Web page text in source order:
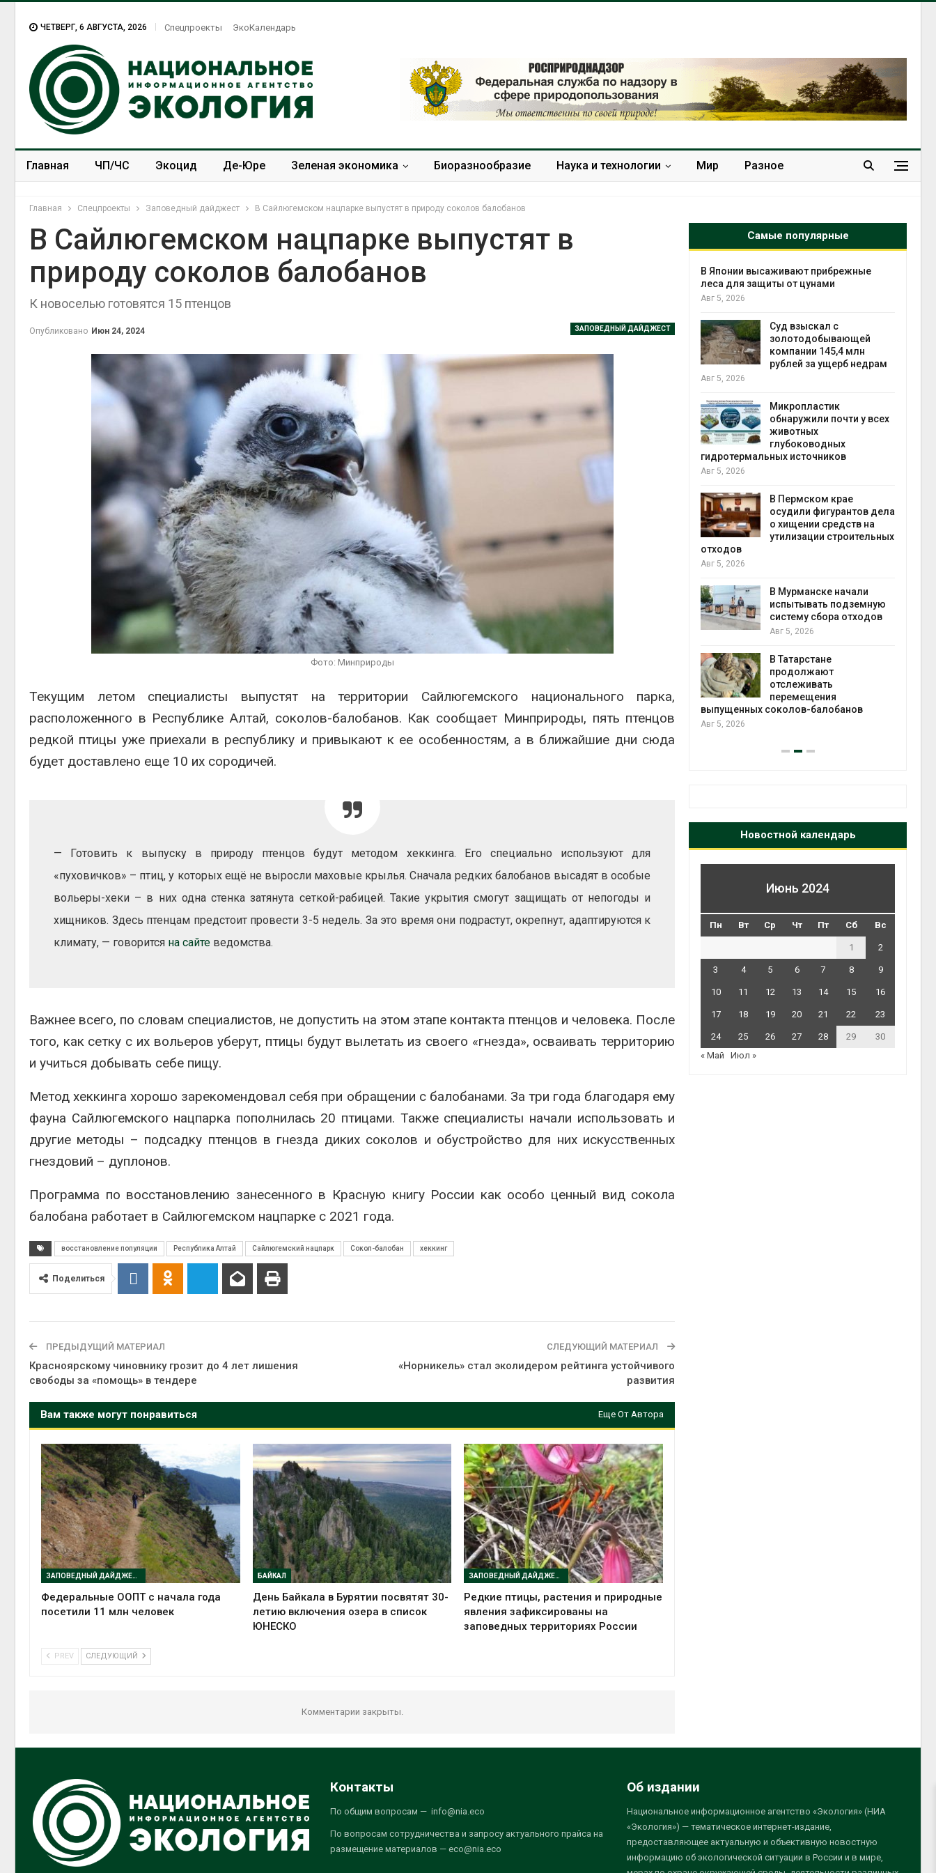
ЧЕТВЕРГ, 6 АВГУСТА, 2026 Спецпроекты ЭкоКалендарь
Главная ЧП/ЧС Экоцид Де-Юре Зеленая экономика Биоразнообразие Наука и технологии Мир Разное
Главная Спецпроекты Заповедный дайджест В Сайлюгемском нацпарке выпустят в природу соколов балобанов
В Сайлюгемском нацпарке выпустят в
природу соколов балобанов
К новоселью готовятся 15 птенцов
ЗАПОВЕДНЫЙ ДАЙДЖЕСТ
Опубликовано Июн 24, 2024
Фото: Минприроды
Текущим летом специалисты выпустят на территории Сайлюгемского национального парка,
расположенного в Республике Алтай, соколов-балобанов. Как сообщает Минприроды, пять птенцов
редкой птицы уже приехали в республику и привыкают к ее особенностям, а в ближайшие дни сюда
будет доставлено еще 10 их сородичей.
— Готовить к выпуску в природу птенцов будут методом хеккинга. Его специально используют для
«пуховичков» – птиц, у которых ещё не выросли маховые крылья. Сначала редких балобанов высадят в особые
вольеры-хеки – в них одна стенка затянута сеткой-рабицей. Такие укрытия смогут защищать от непогоды и
хищников. Здесь птенцам предстоит провести 3-5 недель. За это время они подрастут, окрепнут, адаптируются к
климату, — говорится на сайте ведомства.
Важнее всего, по словам специалистов, не допустить на этом этапе контакта птенцов и человека. После
того, как сетку с их вольеров уберут, птицы будут вылетать из своего «гнезда», осваивать территорию
и учиться добывать себе пищу.
Метод хеккинга хорошо зарекомендовал себя при обращении с балобанами. За три года благодаря ему
фауна Сайлюгемского нацпарка пополнилась 20 птицами. Также специалисты начали использовать и
другие методы – подсадку птенцов в гнезда диких соколов и обустройство для них искусственных
гнездовий – дуплонов.
Программа по восстановлению занесенного в Красную книгу России как особо ценный вид сокола
балобана работает в Сайлюгемском нацпарке с 2021 года.
восстановление популяции Республика Алтай Сайлюгемский нацпарк Сокол-балобан хеккинг
Поделиться
ПРЕДЫДУЩИЙ МАТЕРИАЛ
Красноярскому чиновнику грозит до 4 лет лишения
свободы за «помощь» в тендере
СЛЕДУЮЩИЙ МАТЕРИАЛ
«Норникель» стал эколидером рейтинга устойчивого
развития
Вам также могут понравиться Еще От Автора
ЗАПОВЕДНЫЙ ДАЙДЖЕСТ
Федеральные ООПТ с начала года
посетили 11 млн человек
БАЙКАЛ
День Байкала в Бурятии посвятят 30-
летию включения озера в список
ЮНЕСКО
ЗАПОВЕДНЫЙ ДАЙДЖЕСТ
Редкие птицы, растения и природные
явления зафиксированы на
заповедных территориях России
PREV СЛЕДУЮЩИЙ
Комментарии закрыты.
Самые популярные
Минприроды утвердило
единую систему
исчезновения крокодилы
всё чаще нападают на
жителей Малайзии
Авг 5, 2026
В России изменили
правила защиты от
паводков,
лесоустройства,
рыболовства и регистрации пестицидов
Авг 5, 2026
От спасения рек до
цифровых экотроп:
определены финалисты
Детского
экологического форума
Авг 4, 2026
Обратный разворот: Shell
продаёт европейские
ВИЭ-активы и усиливает
ставку на нефть и газ
Ливни и наводнения на
гибели 14 человек
Авг 4, 2026
В Кении противников
проверяют по статье о
Суд запретил
израильской тюрьмы
Органические яйца
климата»: исследование
показало пределы
экологических расчётов
Стартовал прием заявок
на экологическую
премию
Авг 5, 2026
перевод частных домов
Авг 5, 2026
В Японии высаживают прибрежные
леса для защиты от цунами
Авг 5, 2026
Суд взыскал с
золотодобывающей
компании 145,4 млн
рублей за ущерб недрам
Авг 5, 2026
Микропластик
обнаружили почти у всех
животных
глубоководных
гидротермальных источников
Авг 5, 2026
В Пермском крае
осудили фигурантов дела
о хищении средств на
утилизации строительных
отходов
Авг 5, 2026
В Мурманске начали
испытывать подземную
систему сбора отходов
Авг 5, 2026
В Татарстане
продолжают
отслеживать
перемещения
выпущенных соколов-балобанов
Авг 5, 2026
Новостной календарь
Июнь 2024
Пн Вт Ср Чт Пт Сб Вс
1 2
3 4 5 6 7 8 9
10 11 12 13 14 15 16
17 18 19 20 21 22 23
24 25 26 27 28 29
30
« Май
Июл »
Контакты
По общим вопросам — info@nia.eco
По вопросам сотрудничества и запросу актуального прайса на
размещение материалов — eco@nia.eco
Об издании
Национальное информационное агентство «Экология» (НИА
«Экология») — тематическое интернет-издание,
предоставляющее актуальную и объективную новостную
информацию об экологической ситуации в России и в мире,